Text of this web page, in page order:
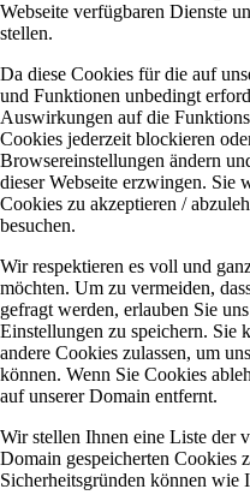
Webseite verfügbaren Dienste
stellen.
Da diese Cookies für die auf
und Funktionen unbedingt
Auswirkungen auf die
Cookies jederzeit blockieren
Browsereinstellungen ändern
dieser Webseite erzwingen. Sie
Cookies zu akzeptieren /
besuchen.
Wir respektieren es voll und
möchten. Um zu vermeiden,
gefragt werden, erlauben Sie
Einstellungen zu speichern. Sie
andere Cookies zulassen, um
können. Wenn Sie Cookies
auf unserer Domain entfernt.
Wir stellen Ihnen eine Liste der
Domain gespeicherten Cookies
Sicherheitsgründen können wie